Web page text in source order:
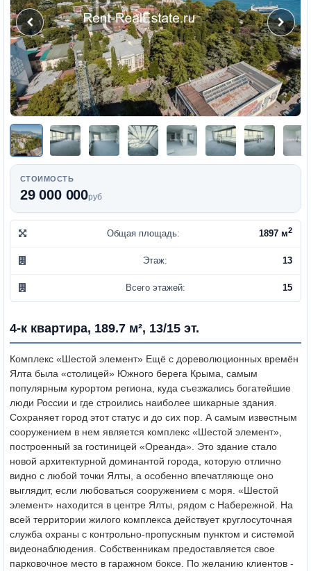
СТОИМОСТЬ
29 000 000руб
Общая площадь: 1897 м2
Этаж: 13
Всего этажей: 15
4-к квартира, 189.7 м², 13/15 эт.
Комплекс «Шестой элемент» Ещё с дореволюционных времён
Ялта была «столицей» Южного берега Крыма, самым
популярным курортом региона, куда съезжались богатейшие
люди России и где строились наиболее шикарные здания.
Сохраняет город этот статус и до сих пор. А самым известным
сооружением в нем является комплекс «Шестой элемент»,
построенный за гостиницей «Ореанда». Это здание стало
новой архитектурной доминантой города, которую отлично
видно с любой точки Ялты, а особенно впечатляюще оно
выглядит, если любоваться сооружением с моря. «Шестой
элемент» находится в центре Ялты, рядом с Набережной. На
всей территории жилого комплекса действует круглосуточная
служба охраны с контрольно-пропускным пунктом и системой
видеонаблюдения. Собственникам предоставляется свое
парковочное место в гаражном боксе. По желанию клиентов -